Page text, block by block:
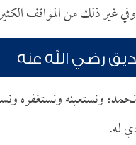
غير ذلك من المواقف
رضي الله عنه
ونستعينه ونستغفره
له.